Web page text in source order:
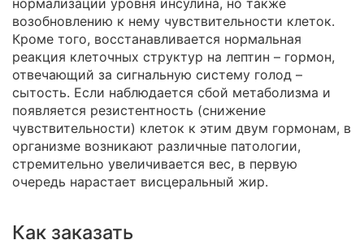
возобновлению к нему чувствительности клеток.
Кроме того, восстанавливается нормальная
реакция клеточных структур на лептин – гормон,
отвечающий за сигнальную систему голод –
сытость. Если наблюдается сбой метаболизма и
появляется резистентность (снижение
чувствительности) клеток к этим двум гормонам, в
организме возникают различные патологии,
стремительно увеличивается вес, в первую
очередь нарастает висцеральный жир.
Как заказать